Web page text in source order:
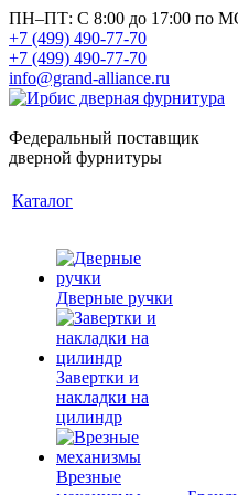
ПН–ПТ: С 8:00 до 17:00 по
+7 (499) 490-77-70
+7 (499) 490-77-70
info@grand-alliance.ru
Федеральный поставщик
дверной фурнитуры
Каталог
Дверные ручки
Завертки и
накладки на
цилиндр
Врезные